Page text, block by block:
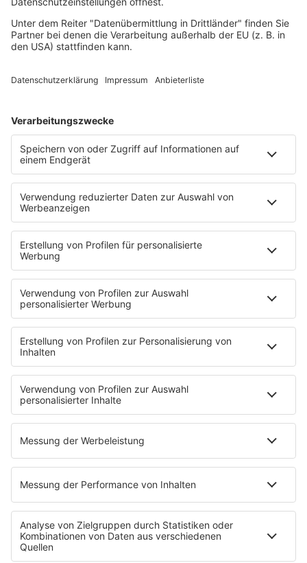
HITstory
Seal - Crazy
Es war Seals erste Single und gleichzeitig sein
Durchbruch. Wusstet ihr, dass der Song unter anderem
von einem wichtigen Ereignis in Deutschland inspiriert
wurde?
1992
IMAGO / HRSchulz